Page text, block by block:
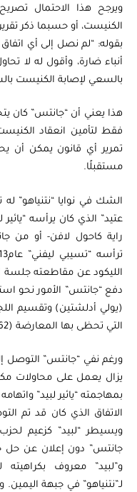
ويرجح هذا الاحتمال
بقوله: “لم نصل إلى أي
أنباء ضارة، وأقول له لا
بالسعي لإصابة الكنيست
هذا يعني أن “جانتس” كان
فقط لتأمين انعقاد
تمرير أي قانون يمكن أن
مستقبلًا.
الشك في نوايا “نتنياهو”
عتيد” الذي كان يرأسه
راية كاحول لافن- أو من
الليكود عن مقاطعته جلسة
دفع “جانتس” الأمور نحو
(يولي أدلشتين) وتقسيم
التي تحظى بها المعارضة (62 مقعدًا).
ورغم نفي “جانتس” التوصل إلى
يزال يعمل على محاولات
بمهاجمته “يائير لبيد”
الاتفاق الذي كان قد تم
ويسيطر “لبيد” كزعيم
جانتس” دون إعلان عن حل
و”لبيد” معروف بكراهيته
لـ”نتنياهو” في جبهة